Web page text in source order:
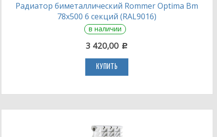
Радиатор биметаллический Rommer Optima Bm
78х500 6 секций (RAL9016)
в наличии
3 420,00 c
КУПИТЬ